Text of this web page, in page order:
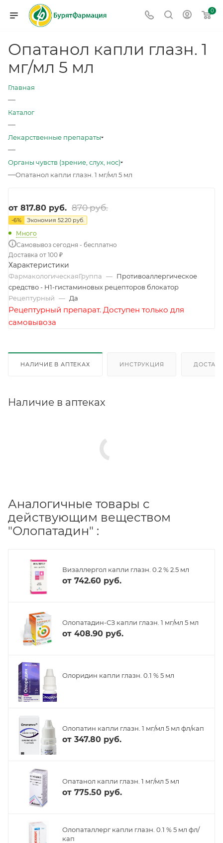
0
Опатанол капли глазн. 1
мг/мл 5 мл
Главная
—
Каталог
—
Лекарственные препараты
—
Органы чувств (зрение, слух, нос)
—Опатанол капли глазн. 1 мг/мл 5 мл
от 817.80 руб. 870 руб.
-6% Экономия 52.20 руб.
Много
Самовывоз сегодня - бесплатно
Доставка от 100 ₽
Характеристики
ФармакологическаяГруппа — Противоаллергическое
средство - H1-гистаминовых рецепторов блокатор
Рецептурный — Да
Рецептурный препарат. Доступен только для
самовывоза
НАЛИЧИЕ В АПТЕКАХ ИНСТРУКЦИЯ
Наличие в аптеках
Аналогичные товары с
действующим веществом
"Олопатадин" :
Визаллергол капли глазн. 0.2 % 2.5 мл
от 742.60 руб.
Олопатадин-СЗ капли глазн. 1 мг/мл 5 мл
от 408.90 руб.
Олоридин капли глазн. 0.1 % 5 мл
Олопатин капли глазн. 1 мг/мл 5 мл фл/кап
от 347.80 руб.
Опатанол капли глазн. 1 мг/мл 5 мл
от 775.50 руб.
Олопаталлерг капли глазн. 0.1 % 5 мл фл/
кап